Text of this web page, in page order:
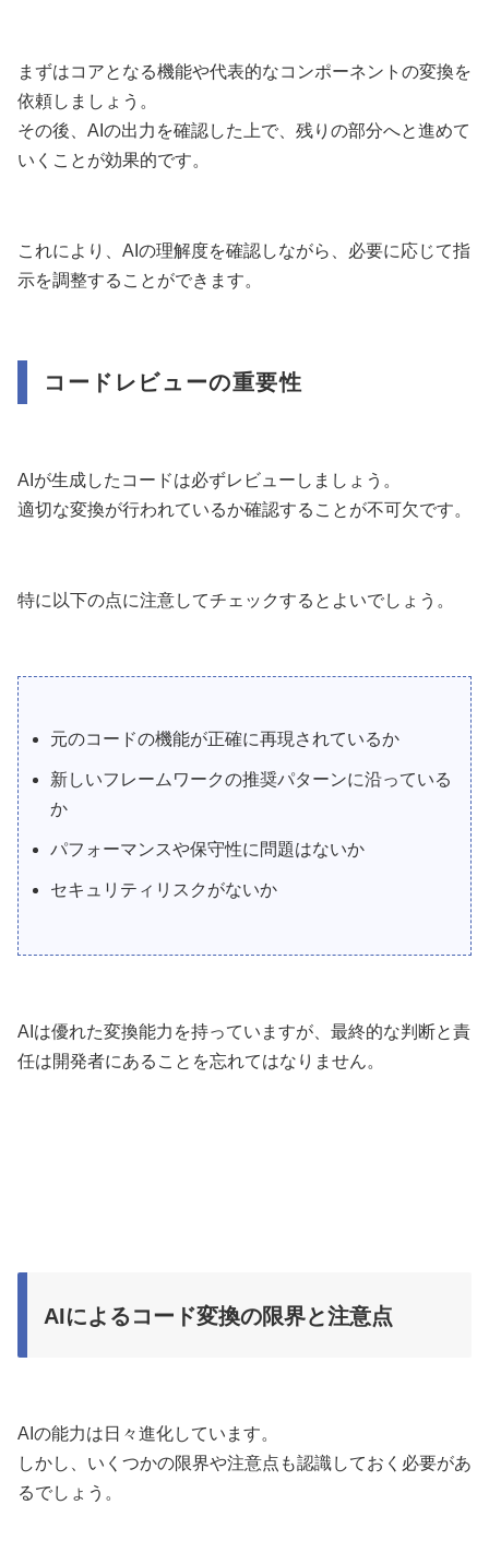
まずはコアとなる機能や代表的なコンポーネントの変換を
依頼しましょう。
その後、AIの出力を確認した上で、残りの部分へと進めて
いくことが効果的です。
これにより、AIの理解度を確認しながら、必要に応じて指
示を調整することができます。
コードレビューの重要性
AIが生成したコードは必ずレビューしましょう。
適切な変換が行われているか確認することが不可欠です。
特に以下の点に注意してチェックするとよいでしょう。
元のコードの機能が正確に再現されているか
新しいフレームワークの推奨パターンに沿っている
か
パフォーマンスや保守性に問題はないか
セキュリティリスクがないか
AIは優れた変換能力を持っていますが、最終的な判断と責
任は開発者にあることを忘れてはなりません。
AIによるコード変換の限界と注意点
AIの能力は日々進化しています。
しかし、いくつかの限界や注意点も認識しておく必要があ
るでしょう。